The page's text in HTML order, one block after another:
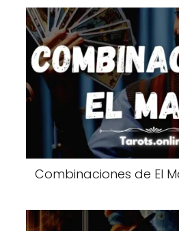
Combinaciones de El